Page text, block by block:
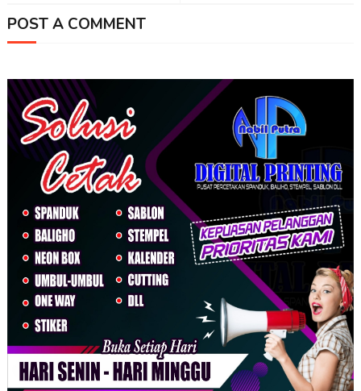
POST A COMMENT